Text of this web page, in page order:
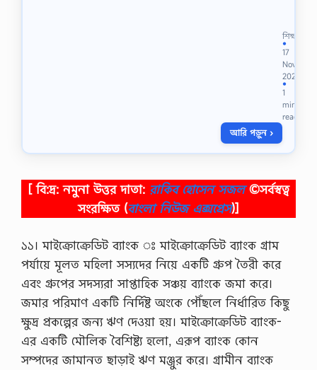
:
১
০
ম
ভো
কে
শ
না
2
0
গ্রো
বে
শিক্ষা
●
17
Nov
2021
●
1
min
read
আরি পড়ুন ›
[ বি:দ্র: নমুনা উত্তর দাতা: রাকিব হোসেন সজল©সর্বস্বত্ব
সংরক্ষিত (বাংলা নিউজ এক্সপ্রেস)]
১১। মাইক্রোক্রেডিট ব্যাংক ঃ মাইক্রোক্রেডিট ব্যাংক গ্রাম
পর্যায়ে মূলত মহিলা সস্যদের নিয়ে একটি গ্রুপ তৈরী করে
এবং গ্রুপের সদস্যরা সাপ্তাহিক সঞ্চয় ব্যাংকে জমা করে।
জমার পরিমাণ একটি নির্দিষ্ট অংকে পৌঁছলে নির্ধারিত কিছু
ক্ষুদ্র প্রকল্পের জন্য ঋণ দেওয়া হয়। মাইক্রোক্রেডিট ব্যাংক-
এর একটি মৌলিক বৈশিষ্ট্য হলো, এরূপ ব্যাংক কোন
সম্পদের জামানত ছাড়াই ঋণ মঞ্জুর করে। গ্রামীন ব্যাংক